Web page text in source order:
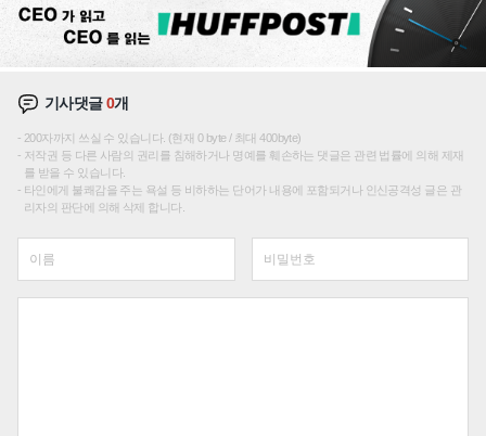
기사댓글0개
200자까지 쓰실 수 있습니다. (현재 0 byte / 최대 400byte)
저작권 등 다른 사람의 권리를 침해하거나 명예를 훼손하는 댓글은 관련 법률에 의해 제재
를 받을 수 있습니다.
타인에게 불쾌감을 주는 욕설 등 비하하는 단어가 내용에 포함되거나 인신공격성 글은 관
리자의 판단에 의해 삭제 합니다.